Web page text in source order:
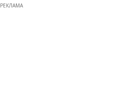
РЕКЛАМА